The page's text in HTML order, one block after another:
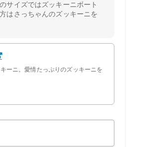
サイズではズッキーニボート
はさっちゃんのズッキーニを
ーニ。愛情たっぷりのズッキーニを